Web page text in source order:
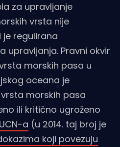
za upravljanje
vrsta nije
je regulirana
upravljanja. Pravni okvir
morskih pasa u
oceana je
vrsta morskih pasa
ili kritično ugroženo
a (u 2014. taj broj je
koji povezuju